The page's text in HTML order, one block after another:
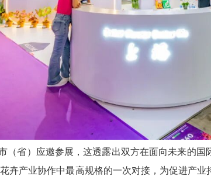
（省）应邀参展，这透露出双方在面向未来的
卉产业协作中最高规格的一次对接，为促进产